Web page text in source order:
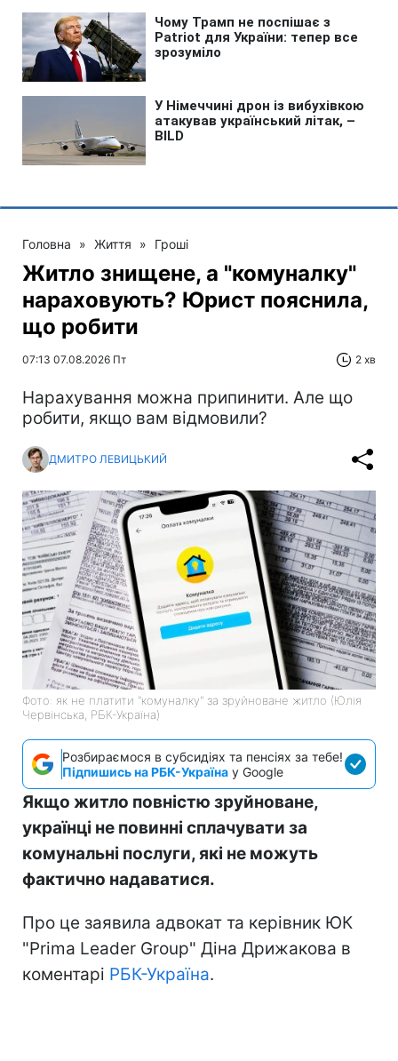
Головна » Життя » Гроші
Житло знищене, а "комуналку"
нараховують? Юрист пояснила,
що робити
07:13 07.08.2026 Пт 2 хв
Нарахування можна припинити. Але що
робити, якщо вам відмовили?
ДМИТРО ЛЕВИЦЬКИЙ
Фото: як не платити "комуналку" за зруйноване житло (Юлія
Червінська, РБК-Україна)
Розбираємося в субсидіях та пенсіях за тебе!
Підпишись на РБК-Україна у Google
Якщо житло повністю зруйноване,
українці не повинні сплачувати за
комунальні послуги, які не можуть
фактично надаватися.
Про це заявила адвокат та керівник ЮК
"Prima Leader Group" Діна Дрижакова в
коментарі РБК-Україна.